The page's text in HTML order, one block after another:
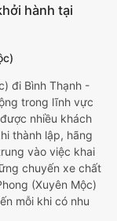
hành tại
đi Bình Thạnh -
trong lĩnh vực
nhiều khách
thành lập, hãng
vào việc khai
chuyến xe chất
(Xuyên Mộc)
mỗi khi có nhu